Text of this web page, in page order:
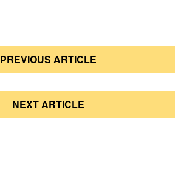
PREVIOUS ARTICLE
NEXT ARTICLE